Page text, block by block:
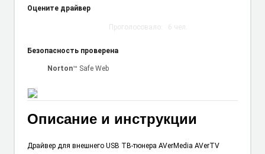
Оцените драйвер
Проголосовало: 6 чел.
Безопасность проверена
Norton™ Safe Web
Описание и инструкции
Драйвер для внешнего USB ТВ-тюнера AVerMedia AVerTV